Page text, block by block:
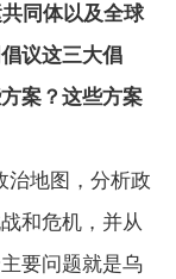
同体以及全球
议这三大倡
案？这些方案
治地图，分析政
和危机，并从
要问题就是乌